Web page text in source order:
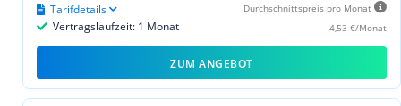
Durchschnittspreis pro Monat
4,53 €/Monat
Vertragslaufzeit: 1 Monat
Tarifdetails
ZUM ANGEBOT